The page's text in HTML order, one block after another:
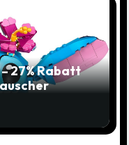
27% Rabatt